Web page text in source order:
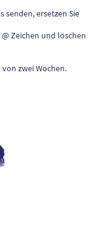
senden, ersetzen Sie
Zeichen und löschen
zwei Wochen.